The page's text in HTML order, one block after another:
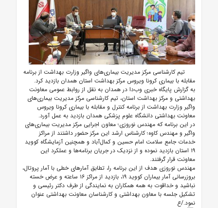
تیم کارشناسی مرکز مدیریت بیماری‌های واگیر وزارت بهداشت از برنامه
مقابله با بیماری کرونا ویروس مرکز بهداشت استان همدان بازدید کرد.
به گزارش پایگاه خبری وب‌دا در همدان به نقل از روابط عمومی معاونت
بهداشتی و مرکز بهداشت استان، تیم کارشناسی مرکز مدیریت بیماری‌های
واگیر وزارت بهداشت از برنامه کنترل و مقابله با بیماری کرونا ویروس
معاونت بهداشتی دانشگاه علوم پزشکی همدان بازدید به عمل آورد.
در این برنامه که مهندس نوروزی؛ معاون اجرایی مرکز مدیریت بیماری‌های
واگیر و مهندس کاوه؛ کارشناس ارشد این مرکز حضور داشتند از مراکز
خدمات جامع سلامت امام حسین و کمال‌آباد و همچنین آزمایشگاه کووید
۱۹ استان بازدید نموده و از نزدیک در جریان برنامه‌ها و عملکرد این
معاونت قرار گرفتند.
مهندس نوروزی هدف از این برنامه را، تطابق آمارهای خطی با آمار پروتال،
بروزرسانی آمار بیماران کووید ۱۹، بازدید از مراکز ۱۶ ساعته و عرض خسته
نباشید و خداقوت به همه همکاران به نمایندگی از طرف دکتر رئیسی و
تشکیل جلسه با معاون بهداشتی و کارشناسان معاونت بهداشتی عنوان
نمود./ع